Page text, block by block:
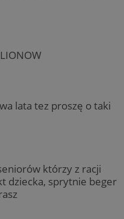
lata tez proszę o taki
którzy z racji
dziecka, sprytnie beger